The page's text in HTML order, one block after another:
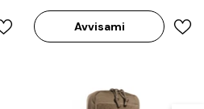
Avvisami